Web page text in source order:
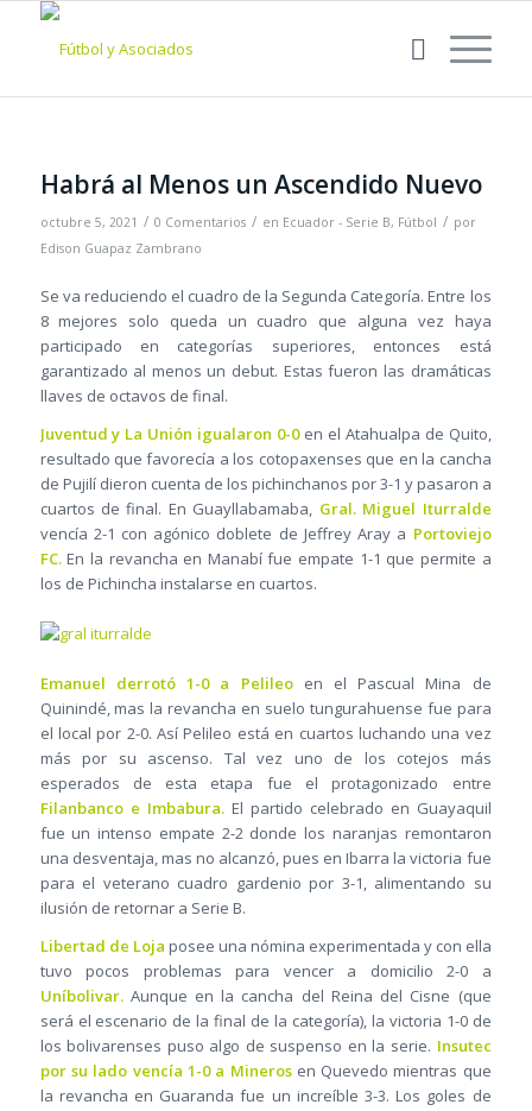
Habrá al Menos un Ascendido Nuevo
octubre 5, 2021 / 0 Comentarios / en Ecuador - Serie B, Fútbol / por
Edison Guapaz Zambrano
Se va reduciendo el cuadro de la Segunda Categoría. Entre los
8 mejores solo queda un cuadro que alguna vez haya
participado en categorías superiores, entonces está
garantizado al menos un debut. Estas fueron las dramáticas
llaves de octavos de final.
Juventud y La Unión igualaron 0-0en el Atahualpa de Quito,
resultado que favorecía a los cotopaxenses que en la cancha
de Pujilí dieron cuenta de los pichinchanos por 3-1 y pasaron a
cuartos de final. En Guayllabamaba, Gral. Miguel Iturralde
vencía 2-1 con agónico doblete de Jeffrey Aray a Portoviejo
FC.En la revancha en Manabí fue empate 1-1 que permite a
los de Pichincha instalarse en cuartos.
Emanuel derrotó 1-0 a Pelileoen el Pascual Mina de
Quinindé, mas la revancha en suelo tungurahuense fue para
el local por 2-0. Así Pelileo está en cuartos luchando una vez
más por su ascenso. Tal vez uno de los cotejos más
esperados de esta etapa fue el protagonizado entre
Filanbanco e Imbabura.El partido celebrado en Guayaquil
fue un intenso empate 2-2 donde los naranjas remontaron
una desventaja, mas no alcanzó, pues en Ibarra la victoria fue
para el veterano cuadro gardenio por 3-1, alimentando su
ilusión de retornar a Serie B.
Libertad de Loja posee una nómina experimentada y con ella
tuvo pocos problemas para vencer a domicilio 2-0 a
Uníbolivar.Aunque en la cancha del Reina del Cisne (que
será el escenario de la final de la categoría), la victoria 1-0 de
los bolivarenses puso algo de suspenso en la serie. Insutec
por su lado vencía 1-0 a Minerosen Quevedo mientras que
la revancha en Guaranda fue un increíble 3-3. Los goles de